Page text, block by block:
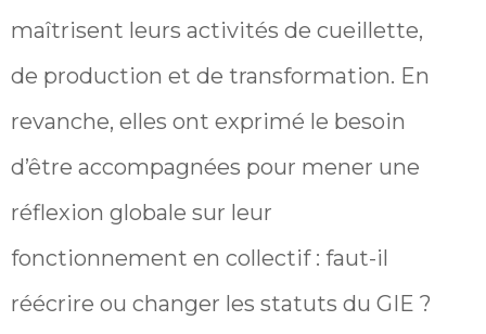
maîtrisent leurs activités de cueillette,
de production et de transformation. En
revanche, elles ont exprimé le besoin
d’être accompagnées pour mener une
réflexion globale sur leur
fonctionnement en collectif : faut-il
réécrire ou changer les statuts du GIE ?